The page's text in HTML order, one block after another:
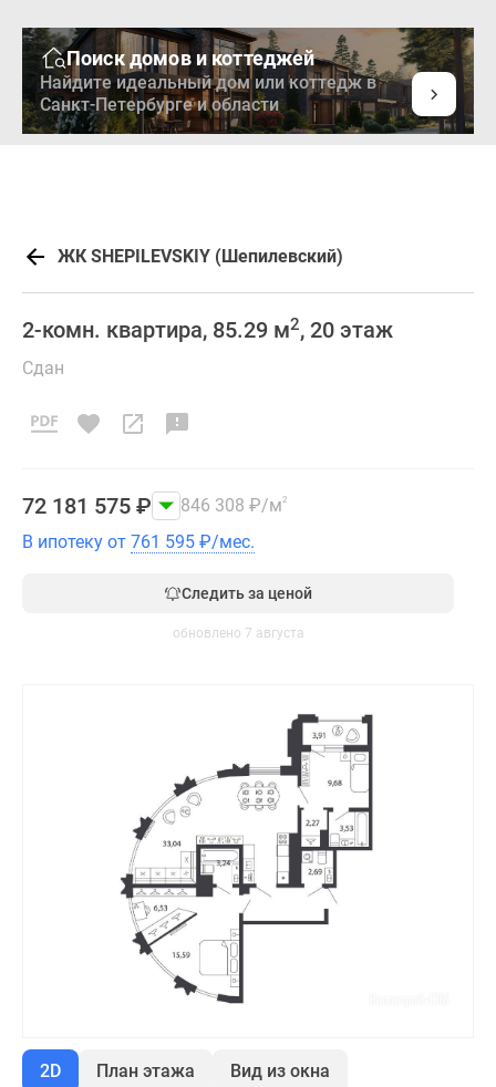
Поиск домов и коттеджей
Найдите идеальный дом или коттедж в
Санкт-Петербурге и области
ЖК SHEPILEVSKIY (Шепилевский)
2-комн. квартира, 85.29 м2, 20 этаж
Сдан
72 181 575 ₽ 846 308 ₽/м2
В ипотеку от 761 595 ₽/мес.
Следить за ценой
обновлено 7 августа
2D План этажа Вид из окна